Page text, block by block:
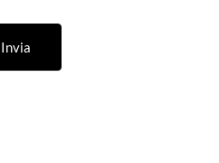
Invia